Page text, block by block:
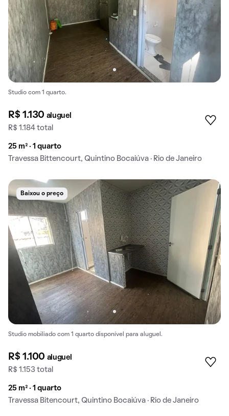
Studio com 1 quarto.
R$ 1.130 aluguel
R$ 1.184 total
25 m² · 1 quarto
Travessa Bittencourt, Quintino Bocaiúva · Rio de Janeiro
Baixou o preço
Studio mobiliado com 1 quarto disponível para aluguel.
R$ 1.100 aluguel
R$ 1.153 total
25 m² · 1 quarto
Travessa Bitencourt, Quintino Bocaiúva · Rio de Janeiro